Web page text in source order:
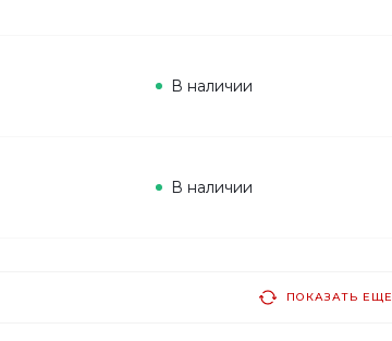
В наличии
В наличии
ПОКАЗАТЬ ЕЩЕ